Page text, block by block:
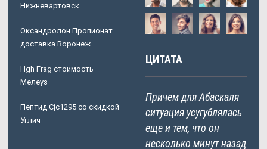
Нижневартовск
Оксандролон Пропионат
доставка Воронеж
Hgh Frag стоимость
Мелеуз
Пептид Cjc1295 со скидкой
Углич
ЦИТАТА
Причем для Абаскаля
ситуация усугублялась
еще и тем, что он
несколько минут назад